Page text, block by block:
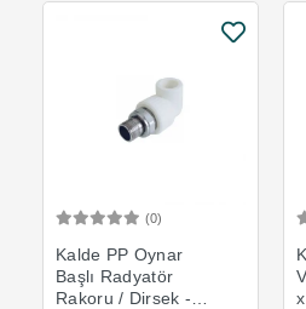
(0)
Kalde PP Oynar
Başlı Radyatör
Rakoru / Dirsek -